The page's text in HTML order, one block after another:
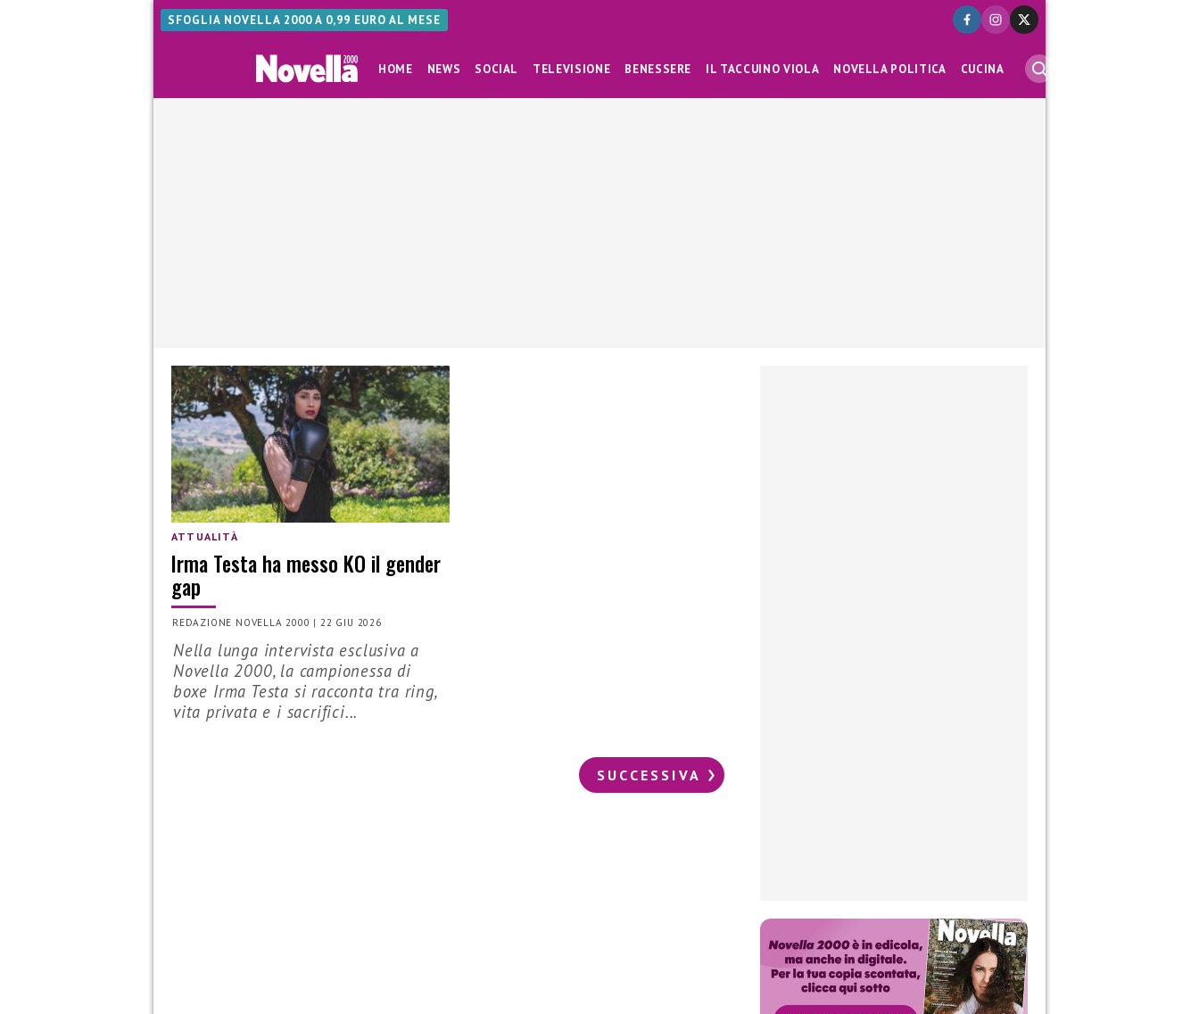
SFOGLIA NOVELLA 2000 A 0,99 EURO AL MESE
HOME NEWS SOCIAL TELEVISIONE BENESSERE IL TACCUINO VIOLA NOVELLA POLITICA CUCINA
ATTUALITÀ
Irma Testa ha messo KO il gender
gap
REDAZIONE NOVELLA 2000 |22 GIU 2026
Nella lunga intervista esclusiva a
Novella 2000, la campionessa di
boxe Irma Testa si racconta tra ring,
vita privata e i sacrifici...
SUCCESSIVA